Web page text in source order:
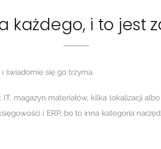
każdego, i to jest
świadomie się go trzyma.
magazyn materiałów, kilka lokalizacji
i ERP, bo to inna kategoria